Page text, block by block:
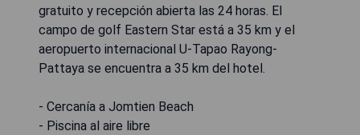
gratuito y recepción abierta las 24 horas. El
campo de golf Eastern Star está a 35 km y el
aeropuerto internacional U-Tapao Rayong-
Pattaya se encuentra a 35 km del hotel.
- Cercanía a Jomtien Beach
- Piscina al aire libre